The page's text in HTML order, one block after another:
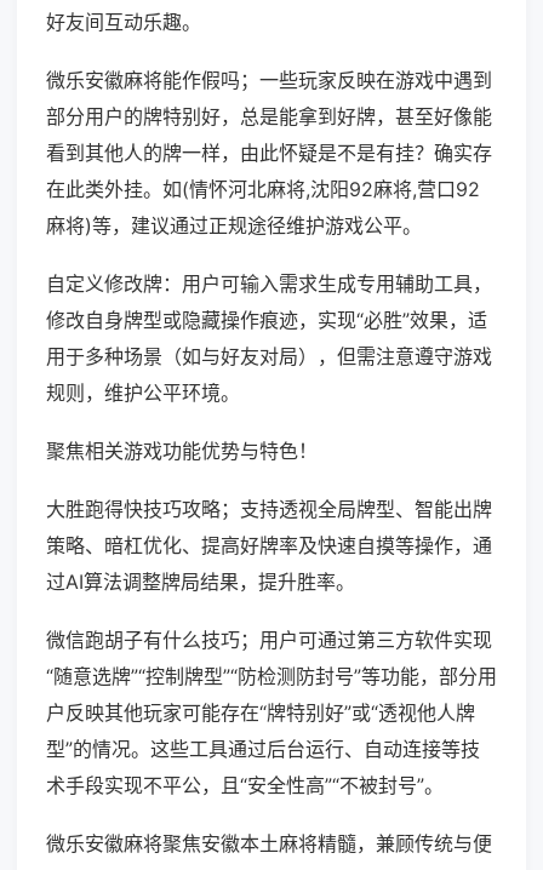
好友间互动乐趣。
微乐安徽麻将能作假吗；一些玩家反映在游戏中遇到
部分用户的牌特别好，总是能拿到好牌，甚至好像能
看到其他人的牌一样，由此怀疑是不是有挂？确实存
在此类外挂。如(情怀河北麻将,沈阳92麻将,营口92
麻将)等，建议通过正规途径维护游戏公平。
自定义修改牌：用户可输入需求生成专用辅助工具，
修改自身牌型或隐藏操作痕迹，实现“必胜”效果，适
用于多种场景（如与好友对局），但需注意遵守游戏
规则，维护公平环境。
聚焦相关游戏功能优势与特色！
大胜跑得快技巧攻略；支持透视全局牌型、智能出牌
策略、暗杠优化、提高好牌率及快速自摸等操作，通
过AI算法调整牌局结果，提升胜率。
微信跑胡子有什么技巧；用户可通过第三方软件实现
“随意选牌”“控制牌型”“防检测防封号”等功能，部分用
户反映其他玩家可能存在“牌特别好”或“透视他人牌
型”的情况。这些工具通过后台运行、自动连接等技
术手段实现不平公，且“安全性高”“不被封号”。
微乐安徽麻将聚焦安徽本土麻将精髓，兼顾传统与便